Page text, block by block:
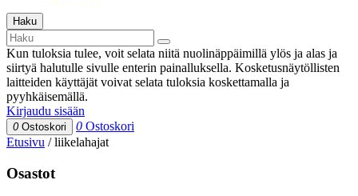
Haku
Kun tuloksia tulee, voit selata niitä nuolinäppäimillä ylös ja alas ja
siirtyä halutulle sivulle enterin painalluksella. Kosketusnäytöllisten
laitteiden käyttäjät voivat selata tuloksia koskettamalla ja
pyyhkäisemällä.
Kirjaudu sisään
0 Ostoskori 0 Ostoskori
Etusivu /liikelahajat
Osastot